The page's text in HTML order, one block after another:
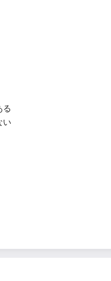
る
い